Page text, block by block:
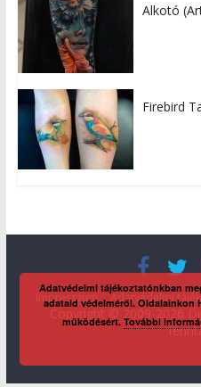
Alkotó
Firebird
Impresszum Adatvédelmi
Copyright © 2009-2026
Adatvédelmi tájékoztatónkban
adataid védelméről. Oldalainkon
működésért.További